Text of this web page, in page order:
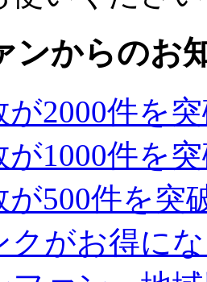
ンからのお
が2000件を
が1000件を
が500件を突
クがお得に